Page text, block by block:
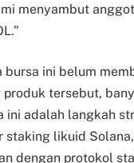
menyambut
bursa ini belum
tersebut,
ini adalah langkah
staking likuid
dengan protokol